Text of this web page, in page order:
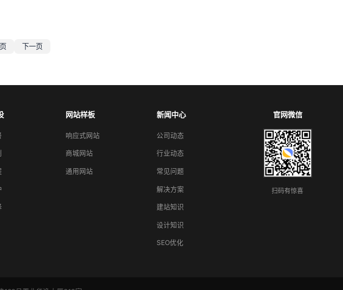
下一页
网站样板
响应式网站
商城网站
通用网站
新闻中心
公司动态
行业动态
常见问题
解决方案
建站知识
设计知识
SEO优化
官网微信
扫码有惊喜